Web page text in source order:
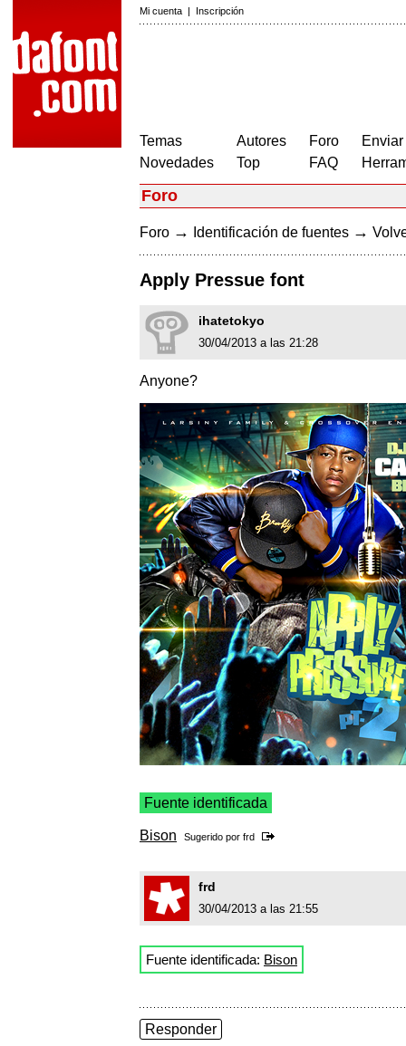
Mi cuenta | Inscripción
Temas
Novedades
Autores
Top
Foro
FAQ
Foro
Foro → Identificación de fuentes →
Apply Pressue font
ihatetokyo
30/04/2013 a las 21:28
Anyone?
Fuente identificada
Bison Sugerido por frd
frd
30/04/2013 a las 21:55
Fuente identificada: Bison
Responder